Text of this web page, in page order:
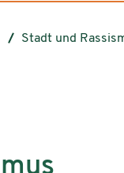
Stadt und